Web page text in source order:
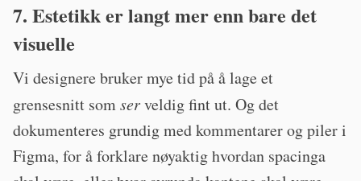
7. Estetikk er langt mer enn bare det
visuelle
Vi designere bruker mye tid på å lage et
grensesnitt somserveldig fint ut. Og det
dokumenteres grundig med kommentarer og piler i
Figma, for å forklare nøyaktig hvordan spacinga